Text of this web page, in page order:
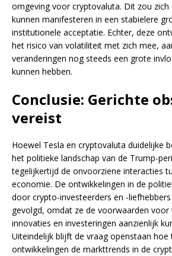
omgeving voor cryptovaluta. Dit zou
kunnen manifesteren in een stabielere
institutionele acceptatie. Echter, deze
het risico van volatiliteit met zich mee,
veranderingen nog steeds een grote
kunnen hebben.
Conclusie: Gerichte
vereist
Hoewel Tesla en cryptovaluta duidelijke
het politieke landschap van de Trump-
tegelijkertijd de onvoorziene interacties
economie. De ontwikkelingen in de
door crypto-investeerders en -
gevolgd, omdat ze de voorwaarden
innovaties en investeringen aanzienlijk
Uiteindelijk blijft de vraag openstaan
ontwikkelingen de markttrends in de